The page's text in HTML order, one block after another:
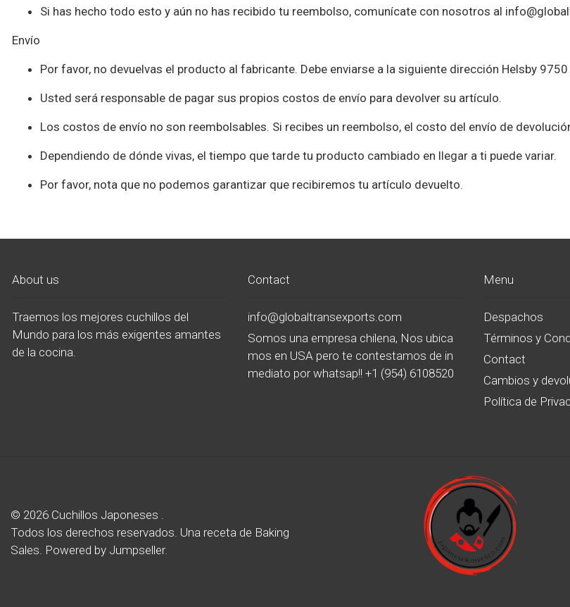
Si has hecho todo esto y aún no has recibido tu reembolso, comunícate con nosotros al
Envío
Por favor, no devuelvas el producto al fabricante. Debe enviarse a la siguiente dirección Helsby 9750
Usted será responsable de pagar sus propios costos de envío para devolver su artículo.
Los costos de envío no son reembolsables. Si recibes un reembolso, el costo del envío de
Dependiendo de dónde vivas, el tiempo que tarde tu producto cambiado en llegar a ti puede variar.
Por favor, nota que no podemos garantizar que recibiremos tu artículo devuelto.
About us
Traemos los mejores cuchillos del
Mundo para los más exigentes amantes
de la cocina.
Contact
info@globaltransexports.com
Somos una empresa chilena, Nos ubica
mos en USA pero te contestamos de in
mediato por whatsap!! +1 (954) 6108520
Menu
Despachos
Términos y
Contact
Cambios y
Política de
© 2026 Cuchillos Japoneses .
Todos los derechos reservados. Una receta de Baking
Sales. Powered by Jumpseller.